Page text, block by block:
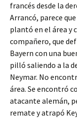
francés desde la
Arrancó, parece
plantó en el área y
compañero, que
Bayern con una
pilló saliendo a la
Neymar. No
área. Se encontró
atacante alemán,
remate y atrapó